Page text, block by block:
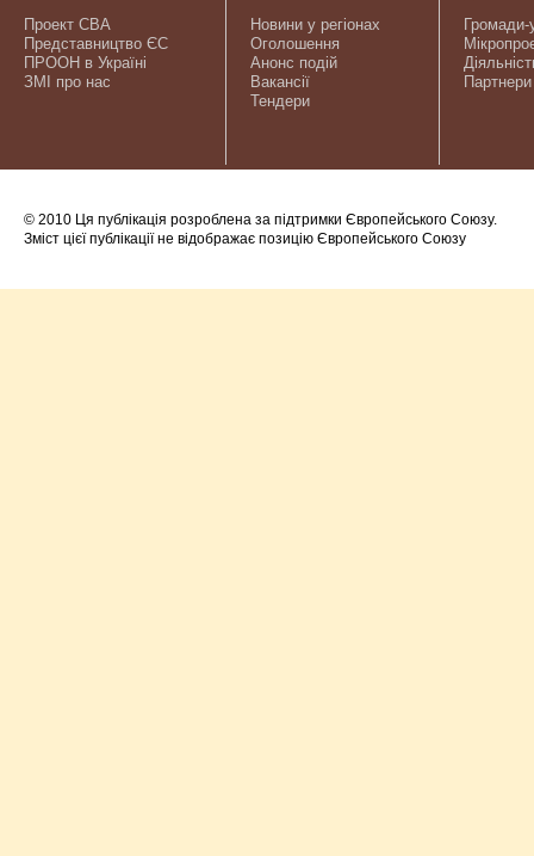
Проект CBA
Представництво ЄС
ПРООН в Україні
ЗМІ про нас
Новини у регіонах
Оголошення
Анонс подій
Вакансії
Тендери
Громади-
Партнери
© 2010 Ця публікація розроблена за підтримки Європейського Союзу.
Зміст цієї публікації не відображає позицію Європейського Союзу